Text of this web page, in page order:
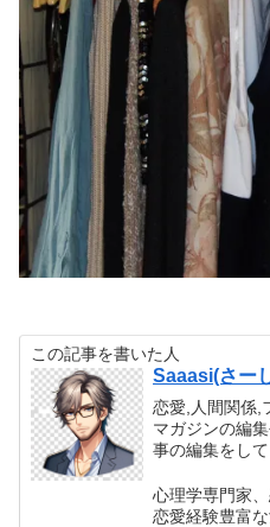
この記事を書いた人
Saaasi(さー
恋愛,人間関係,
マガジンの編
事の編集をし
心理学専門家
恋愛経験豊富